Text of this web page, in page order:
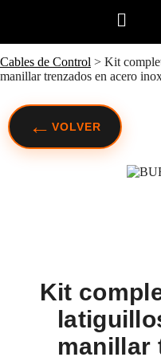
Cables de Control > Kit
manillar trenzados en acero
← VOLVER
Kit
manillar